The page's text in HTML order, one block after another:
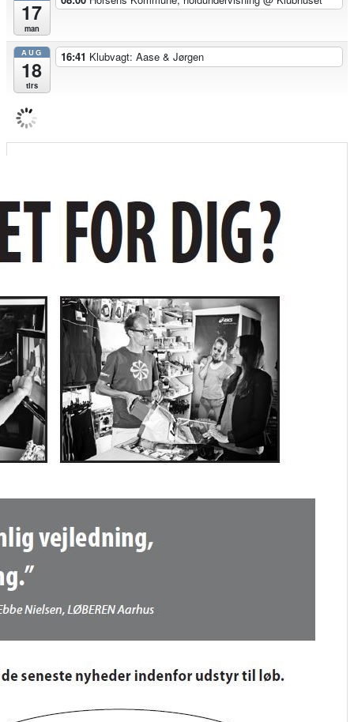
17
man
AUG
18
tirs
16:41 Klubvagt: Aase & Jørgen